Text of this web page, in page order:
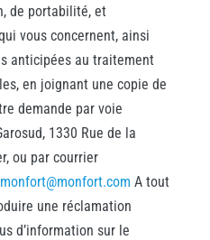
de portabilité, et
vous concernent, ainsi
anticipées au traitement
en joignant une copie de
demande par voie
1330 Rue de la
ou par courrier
monfort@monfort.com A tout
une réclamation
d’information sur le